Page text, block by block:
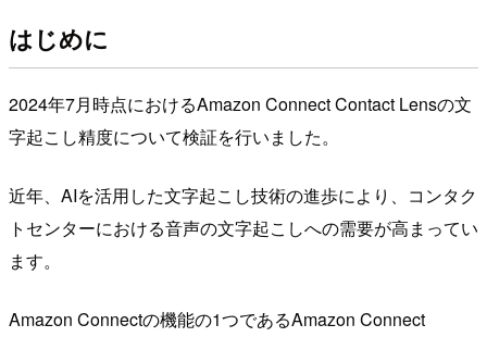
はじめに
2024年7月時点におけるAmazon Connect Contact Lensの文
字起こし精度について検証を行いました。
近年、AIを活用した文字起こし技術の進歩により、コンタク
トセンターにおける音声の文字起こしへの需要が高まってい
ます。
Amazon Connectの機能の1つであるAmazon Connect